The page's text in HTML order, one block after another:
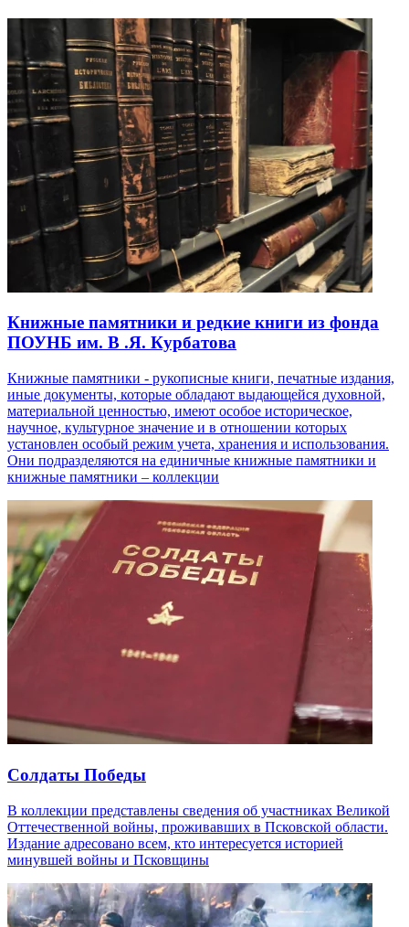
Книжные памятники и редкие книги из фонда
ПОУНБ им. В .Я. Курбатова
Книжные памятники - рукописные книги, печатные издания,
иные документы, которые обладают выдающейся духовной,
материальной ценностью, имеют особое историческое,
научное, культурное значение и в отношении которых
установлен особый режим учета, хранения и использования.
Они подразделяются на единичные книжные памятники и
книжные памятники – коллекции
Солдаты Победы
В коллекции представлены сведения об участниках Великой
Оттечественной войны, проживавших в Псковской области.
Издание адресовано всем, кто интересуется историей
минувшей войны и Псковщины